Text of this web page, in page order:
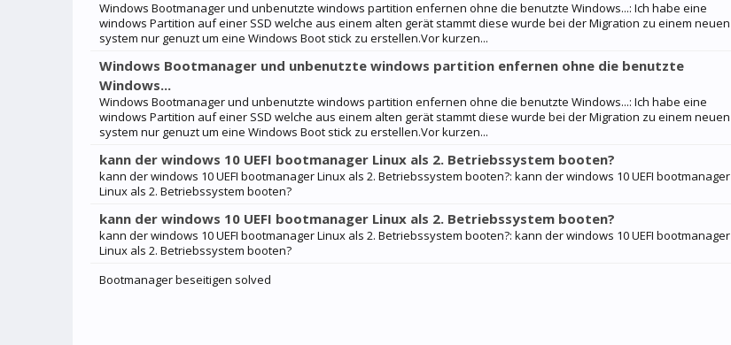
Windows Bootmanager und unbenutzte windows partition enfernen ohne die benutzte Windows...: Ich habe eine
windows Partition auf einer SSD welche aus einem alten gerät stammt diese wurde bei der Migration zu einem neuen
system nur genuzt um eine Windows Boot stick zu erstellen.Vor kurzen...
Windows Bootmanager und unbenutzte windows partition enfernen ohne die benutzte
Windows...
Windows Bootmanager und unbenutzte windows partition enfernen ohne die benutzte Windows...: Ich habe eine
windows Partition auf einer SSD welche aus einem alten gerät stammt diese wurde bei der Migration zu einem neuen
system nur genuzt um eine Windows Boot stick zu erstellen.Vor kurzen...
kann der windows 10 UEFI bootmanager Linux als 2. Betriebssystem booten?
kann der windows 10 UEFI bootmanager Linux als 2. Betriebssystem booten?: kann der windows 10 UEFI bootmanager
Linux als 2. Betriebssystem booten?
kann der windows 10 UEFI bootmanager Linux als 2. Betriebssystem booten?
kann der windows 10 UEFI bootmanager Linux als 2. Betriebssystem booten?: kann der windows 10 UEFI bootmanager
Linux als 2. Betriebssystem booten?
Bootmanager beseitigen solved